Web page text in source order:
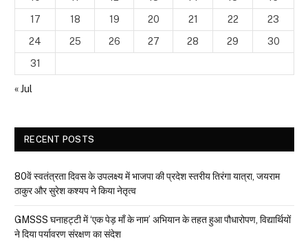
17
18 19 20 21 22
23
24
25 26 27 28 29
30
31
« Jul
RECENT POSTS
80वें स्वतंत्रता दिवस के उपलक्ष्य में भाजपा की प्रदेश स्तरीय तिरंगा यात्रा, जयराम
ठाकुर और सुरेश कश्यप ने किया नेतृत्व
GMSSS घनाहट्टी में ‘एक पेड़ माँ के नाम’ अभियान के तहत हुआ पौधारोपण, विद्यार्थियों
ने दिया पर्यावरण संरक्षण का संदेश